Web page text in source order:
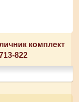
комплект
822